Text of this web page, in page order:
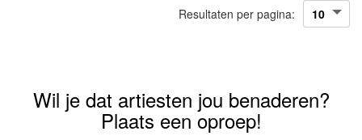
Resultaten per pagina:
Wil je dat artiesten jou benaderen?
Plaats een oproep!